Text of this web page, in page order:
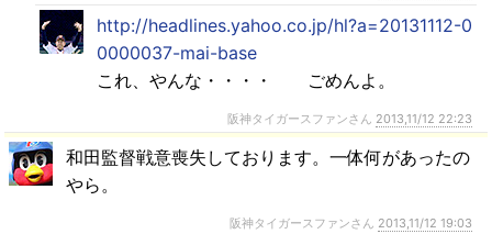
http://headlines.yahoo.co.jp/hl?a=20131112-0
0000037-mai-base
これ、やんな・・・・ ごめんよ。
阪神タイガースファンさん 2013,11/12 22:23
和田監督戦意喪失しております。一体何があったの
やら。
阪神タイガースファンさん 2013,11/12 19:03